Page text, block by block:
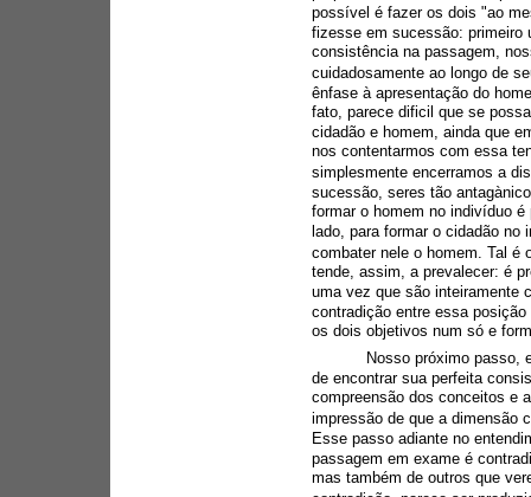
possível é fazer os dois "ao
fizesse em sucessão: primeiro
consistência na passagem,
cuidadosamente ao longo de
ênfase à apresentação do
fato, parece dificil que se
cidadão e homem, ainda que
nos contentarmos com essa
simplesmente encerramos a
sucessão, seres tão
formar o homem no indivíduo
lado, para formar o cidadão
combater nele o homem. Tal é
tende, assim, a prevalecer: é
uma vez que são inteiramente
contradição entre essa
os dois objetivos num só e
Nosso próximo passo,
de encontrar sua perfeita
compreensão dos conceitos e
impressão de que a dimensão
Esse passo adiante no
passagem em exame é
mas também de outros que